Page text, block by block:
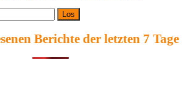
Berichte der letzten 7 Tage